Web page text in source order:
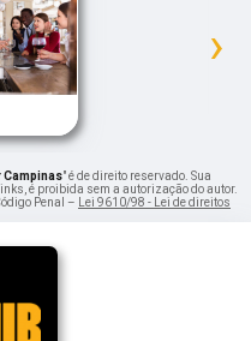
›
Campinas" é de direito reservado. Sua
é proibida sem a autorização do autor.
Penal –
Lei 9610/98 - Lei de direitos